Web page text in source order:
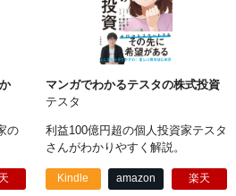
の
マンガでわかるテスタの株式投資
テスタ
利益100億円超の個人投資家テスタ
さんがわかりやすく解説。
Kindle amazon 楽天